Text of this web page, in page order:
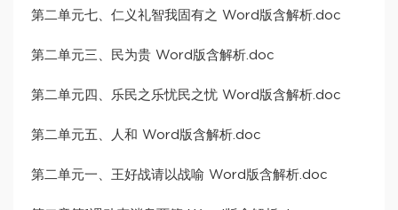
第二单元七、仁义礼智我固有之 Word版含解析.doc
第二单元三、民为贵 Word版含解析.doc
第二单元四、乐民之乐忧民之忧 Word版含解析.doc
第二单元五、人和 Word版含解析.doc
第二单元一、王好战请以战喻 Word版含解析.doc